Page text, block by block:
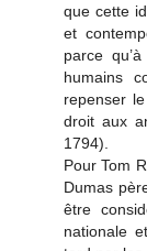
que cette
et
parce
humains
repenser
droit aux
1794).
Pour Tom
Dumas
être
nationale